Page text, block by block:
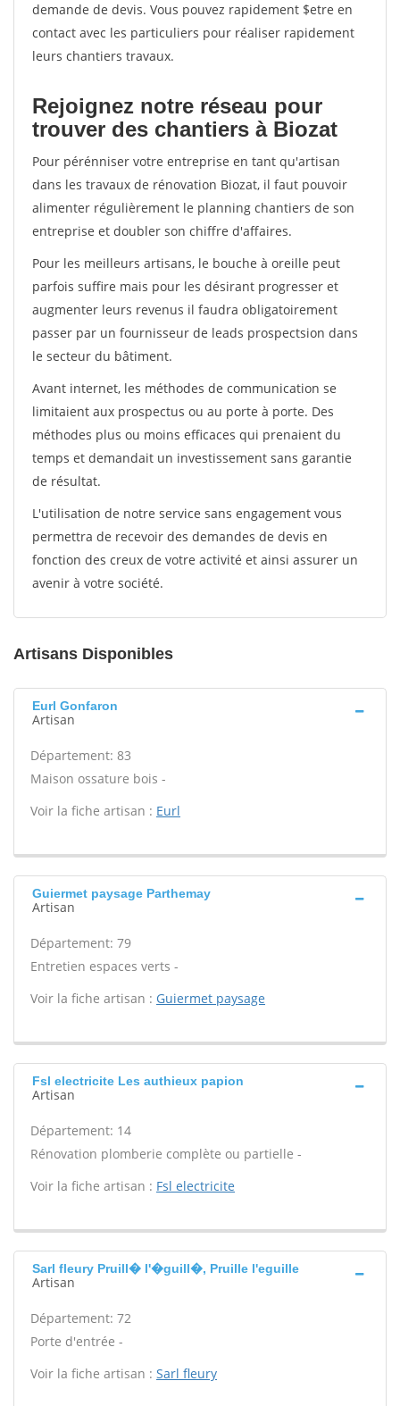
demande de devis. Vous pouvez rapidement $etre en
contact avec les particuliers pour réaliser rapidement
leurs chantiers travaux.
Rejoignez notre réseau pour
trouver des chantiers à Biozat
Pour pérénniser votre entreprise en tant qu'artisan
dans les travaux de rénovation Biozat, il faut pouvoir
alimenter régulièrement le planning chantiers de son
entreprise et doubler son chiffre d'affaires.
Pour les meilleurs artisans, le bouche à oreille peut
parfois suffire mais pour les désirant progresser et
augmenter leurs revenus il faudra obligatoirement
passer par un fournisseur de leads prospectsion dans
le secteur du bâtiment.
Avant internet, les méthodes de communication se
limitaient aux prospectus ou au porte à porte. Des
méthodes plus ou moins efficaces qui prenaient du
temps et demandait un investissement sans garantie
de résultat.
L'utilisation de notre service sans engagement vous
permettra de recevoir des demandes de devis en
fonction des creux de votre activité et ainsi assurer un
avenir à votre société.
Artisans Disponibles
Eurl Gonfaron
Artisan
Département: 83
Maison ossature bois -
Voir la fiche artisan : Eurl
Guiermet paysage Parthemay
Artisan
Département: 79
Entretien espaces verts -
Voir la fiche artisan : Guiermet paysage
Fsl electricite Les authieux papion
Artisan
Département: 14
Rénovation plomberie complète ou partielle -
Voir la fiche artisan : Fsl electricite
Sarl fleury Pruill� l'�guill�, Pruille l'eguille
Artisan
Département: 72
Porte d'entrée -
Voir la fiche artisan : Sarl fleury